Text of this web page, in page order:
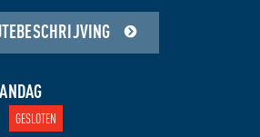
GESLOTEN
08:00 - 21:30
08:00 - 21:30